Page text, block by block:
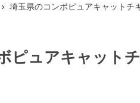
埼玉県のコンボピュアキャットチ
ピュアキャット